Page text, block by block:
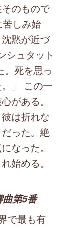
のもので
しみ始
黙が近づ
シュタット
。死を思っ
」 この一
がある。
は折れな
った。絶
なった。
始める。
第5番
で最も有